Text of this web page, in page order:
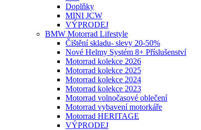
Doplňky
MINI JCW
VÝPRODEJ
BMW Motorrad Lifestyle
Čištění skladu- slevy 20-50%
Nové Helmy Systém 8+ Příslušenství
Motorrad kolekce 2026
Motorrad kolekce 2025
Motorrad kolekce 2024
Motorrad kolekce 2023
Motorrad volnočasové oblečení
Motorrad vybavení motorkáře
Motorrad HERITAGE
VÝPRODEJ